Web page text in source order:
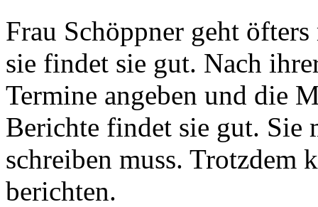
Frau Schöppner geht
sie findet sie gut. Nach
Termine angeben und die
Berichte findet sie gut. Sie
schreiben muss. Trotzdem
berichten.